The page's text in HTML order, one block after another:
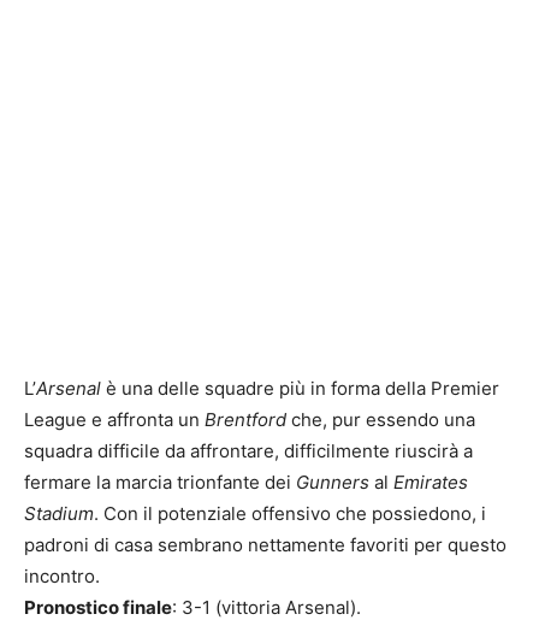
L’Arsenal è una delle squadre più in forma della Premier
League e affronta un Brentford che, pur essendo una
squadra difficile da affrontare, difficilmente riuscirà a
fermare la marcia trionfante dei Gunners al Emirates
Stadium. Con il potenziale offensivo che possiedono, i
padroni di casa sembrano nettamente favoriti per questo
incontro.
Pronostico finale: 3-1 (vittoria Arsenal).